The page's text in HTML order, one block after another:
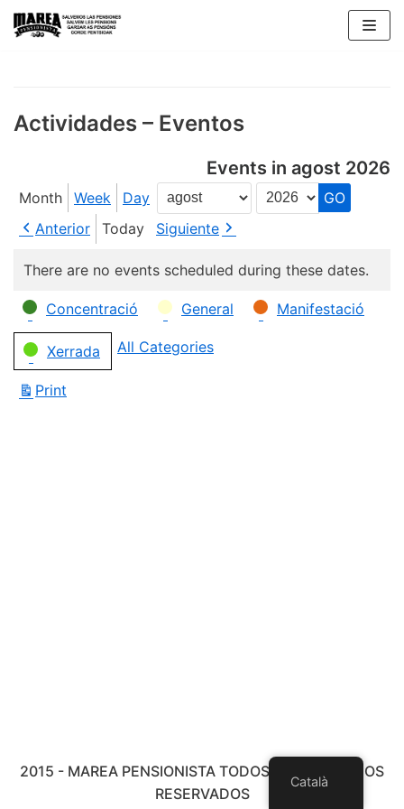
Skip
Actividades – Eventos
Events in agost 2026
Month Week Day
Month
Year
Anterior
Today Siguiente
There are no events scheduled during these dates.
Categories
Concentració General Manifestació
Xerrada All Categories
Print
2015 - MAREA PENSIONISTA TODOS LOS DERECHOS
RESERVADOS
Català